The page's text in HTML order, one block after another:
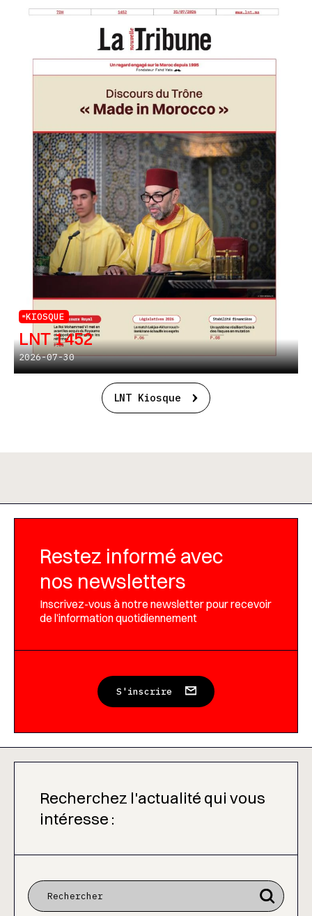
KIOSQUE
LNT 1452
2026-07-30
LNT Kiosque
Restez informé avec
nos newsletters
Inscrivez-vous à notre newsletter pour recevoir
de l’information quotidiennement
S'inscrire
Recherchez l'actualité qui vous
intéresse :